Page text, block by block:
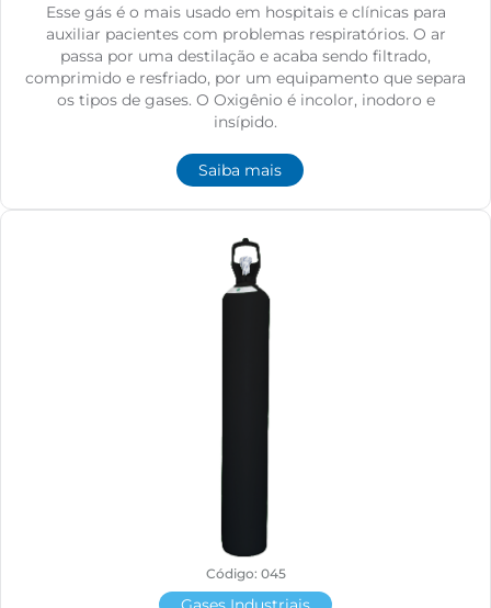
Esse gás é o mais usado em hospitais e clínicas para
auxiliar pacientes com problemas respiratórios. O ar
passa por uma destilação e acaba sendo filtrado,
comprimido e resfriado, por um equipamento que separa
os tipos de gases. O Oxigênio é incolor, inodoro e
insípido.
Saiba mais
Código: 045